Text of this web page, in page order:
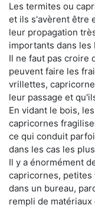
Les termites ou
et ils s'avèrent être
leur propagation
importants dans les
Il ne faut pas croire
peuvent faire les
vrillettes,
leur passage et
En vidant le bois,
capricornes
ce qui conduit
dans les cas les
Il y a énormément
capricornes,
dans un bureau,
rempli de